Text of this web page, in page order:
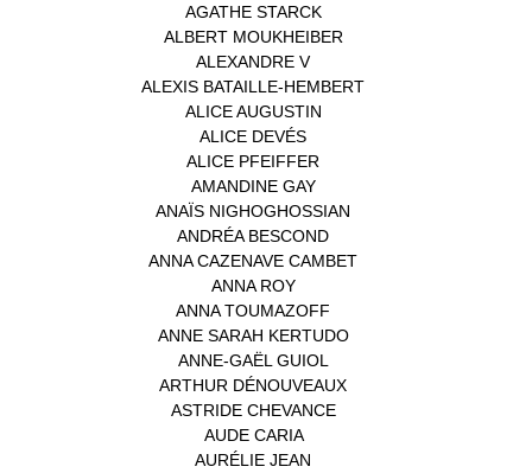
AGATHE STARCK(1)
ALBERT MOUKHEIBER
ALEXANDRE V(1)
ALEXIS BATAILLE-HEMBERT
ALICE AUGUSTIN
ALICE DEVÉS
ALICE PFEIFFER
AMANDINE GAY(1)
ANAÏS NIGHOGHOSSIAN
ANDRÉA BESCOND
ANNA CAZENAVE CAMBET
ANNA ROY(1)
ANNA TOUMAZOFF
ANNE SARAH KERTUDO(1)
ANNE-GAËL GUIOL
ARTHUR DÉNOUVEAUX
ASTRIDE CHEVANCE(3)
AUDE CARIA(1)
AURÉLIE JEAN